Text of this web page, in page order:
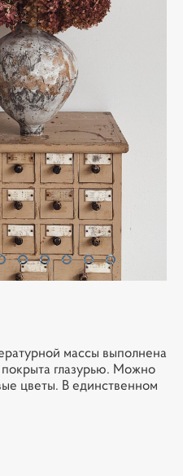
массы выполнена
глазурью. Можно
цветы. В единственном